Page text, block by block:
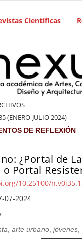
Científicas
(ENERO-JULIO 2024)
DE REFLEXIÓN
¿Portal de
Portal
10.25100/
07-2024
,arte urbano,jóvenes,
del artículo